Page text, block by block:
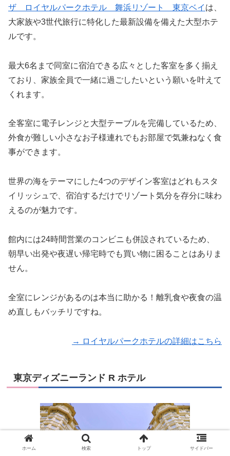
ザ ロイヤルパークホテル 舞浜リゾート 東京ベイ は、
大家族や3世代旅行に特化した最新設備を備えた大型ホテ
ルです。
最大6名まで同室に宿泊できる広々とした客室を多く揃え
ており、家族全員で一緒に過ごしたいという願いを叶えて
くれます。
全客室に電子レンジと大型テーブルを完備しているため、
外食が難しい小さなお子様連れでもお部屋で気兼ねなく食
事ができます。
世界の海をテーマにした4つのデザイン客室はどれもスタ
イリッシュで、宿泊するだけでリゾート気分を存分に味わ
えるのが魅力です。
館内には24時間営業のコンビニも併設されているため、
朝早い出発や夜遅い帰宅時でも買い物に困ることはありま
せん。
全室にレンジがあるのは本当に助かる！離乳食や夜食の温
め直しもバッチリですね。
→ ロイヤルパークホテルの詳細はこちら
東京ディズニーランド R ホテル
ホーム 検索 トップ サイドバー